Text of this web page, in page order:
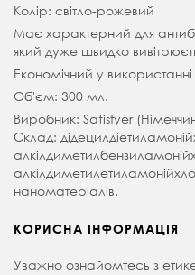
Колір: світло-рожевий
Має характерний для
який дуже швидко
Економічний у використанні
Об'єм: 300 мл.
Виробник: Satisfyer
Склад:
наноматеріалів.
КОРИСНА ІНФОРМАЦІЯ
Уважно ознайомтесь з